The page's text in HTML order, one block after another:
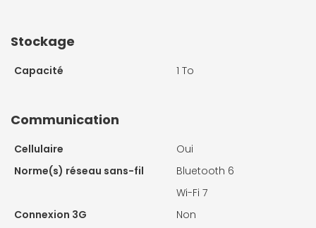
Stockage
Capacité 1 To
Communication
Cellulaire
Oui
Norme(s) réseau sans-fil
Bluetooth 6
Wi-Fi 7
Connexion 3G
Non